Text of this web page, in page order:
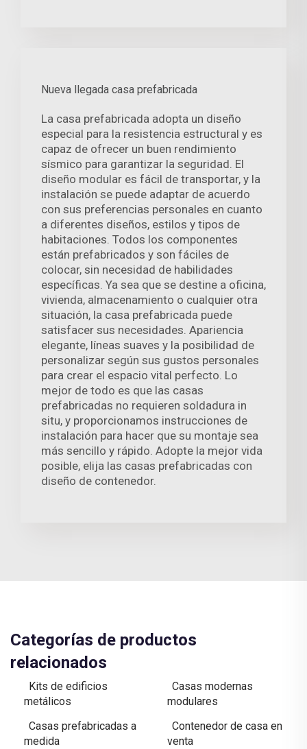
Nueva llegada casa prefabricada
La casa prefabricada adopta un diseño
especial para la resistencia estructural y es
capaz de ofrecer un buen rendimiento
sísmico para garantizar la seguridad. El
diseño modular es fácil de transportar, y la
instalación se puede adaptar de acuerdo
con sus preferencias personales en cuanto
a diferentes diseños, estilos y tipos de
habitaciones. Todos los componentes
están prefabricados y son fáciles de
colocar, sin necesidad de habilidades
específicas. Ya sea que se destine a oficina,
vivienda, almacenamiento o cualquier otra
situación, la casa prefabricada puede
satisfacer sus necesidades. Apariencia
elegante, líneas suaves y la posibilidad de
personalizar según sus gustos personales
para crear el espacio vital perfecto. Lo
mejor de todo es que las casas
prefabricadas no requieren soldadura in
situ, y proporcionamos instrucciones de
instalación para hacer que su montaje sea
más sencillo y rápido. Adopte la mejor vida
posible, elija las casas prefabricadas con
diseño de contenedor.
Categorías de productos
relacionados
Kits de edificios
metálicos
Casas modernas
modulares
Casas prefabricadas a
medida
Contenedor de casa en
venta